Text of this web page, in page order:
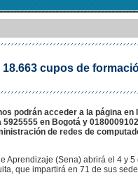
cupos de
podrán acceder a la página en
en Bogotá y
de redes de
Aprendizaje (Sena) abrirá el 4 y
que impartirá en 71 de sus